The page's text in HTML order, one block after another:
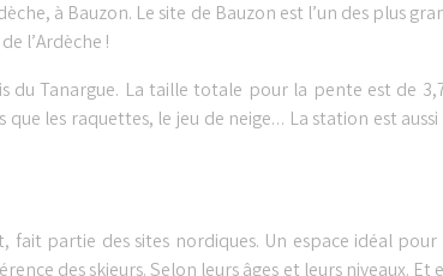
à Bauzon. Le site de Bauzon est l’un des plus
l’Ardèche !
du Tanargue. La taille totale pour la pente est de
les raquettes, le jeu de neige… La station est
partie des sites nordiques. Un espace idéal